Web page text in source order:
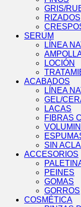
GRIS/
RIZADOS
SERUM
LÍNEA
LOCIÓN
ACABADOS
LÍNEA
GEL/
LACAS
FIBRAS
SIN
ACCESORIOS
PEINES
GOMAS
GORROS
COSMÉTICA